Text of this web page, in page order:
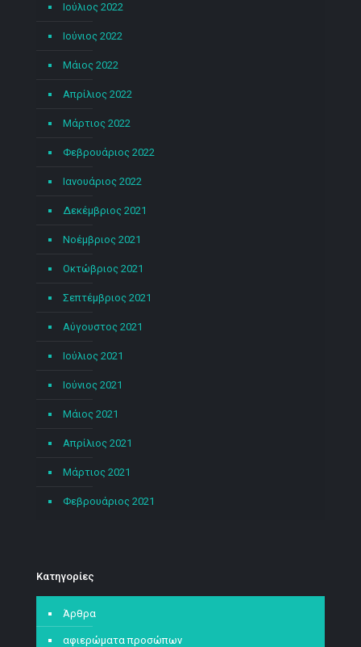
Ιούλιος 2022
Ιούνιος 2022
Μάιος 2022
Απρίλιος 2022
Μάρτιος 2022
Φεβρουάριος 2022
Ιανουάριος 2022
Δεκέμβριος 2021
Νοέμβριος 2021
Οκτώβριος 2021
Σεπτέμβριος 2021
Αύγουστος 2021
Ιούλιος 2021
Ιούνιος 2021
Μάιος 2021
Απρίλιος 2021
Μάρτιος 2021
Φεβρουάριος 2021
Kατηγορίες
Άρθρα
αφιερώματα προσώπων